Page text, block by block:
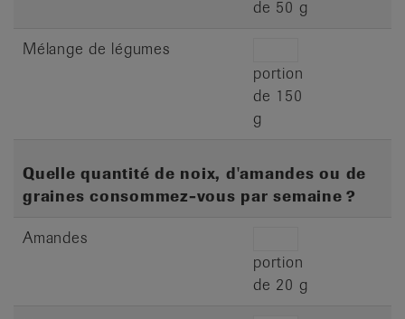
de 50 g
Mélange de légumes
portion
de 150
g
Quelle quantité de noix, d'amandes ou de
graines consommez-vous par semaine ?
Amandes
portion
de 20 g